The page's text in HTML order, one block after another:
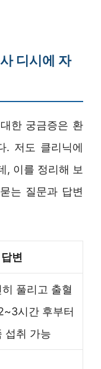
디시에 자
한 궁금증은 환
. 저도 클리닉에
, 이를 정리해 보
는 질문과 답변
답변
풀리고 출혈
시간 후부터
섭취 가능